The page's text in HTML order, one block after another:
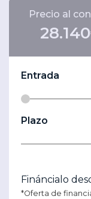
Precio al
Entrada
Plazo
Fináncialo
*Oferta de